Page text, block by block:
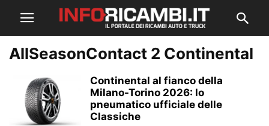
AllSeasonContact 2 Continental
Continental al fianco della
Milano-Torino 2026: lo
pneumatico ufficiale delle
Classiche